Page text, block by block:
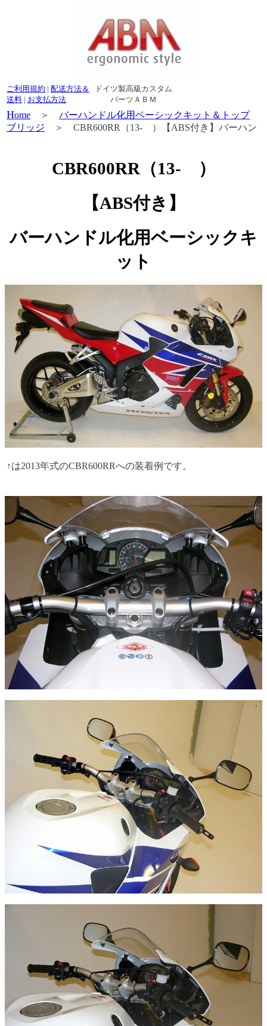
ご利用規約 | 配送方法＆
送料 | お支払方法
ドイツ製高級カスタム
パーツＡＢＭ
Home ＞ バーハンドル化用ベーシックキット＆トップ
ブリッジ ＞ CBR600RR（13- ）【ABS付き】バーハン
CBR600RR（13- ）
【ABS付き】
バーハンドル化用ベーシックキ
ット
↑は2013年式のCBR600RRへの装着例です。